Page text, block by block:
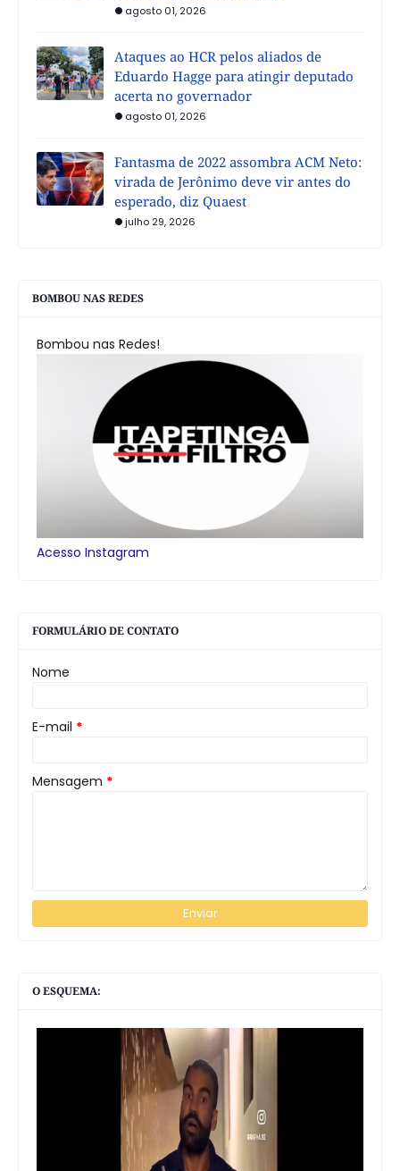
agosto 01, 2026
Ataques ao HCR pelos aliados de
Eduardo Hagge para atingir deputado
acerta no governador
agosto 01, 2026
Fantasma de 2022 assombra ACM Neto:
virada de Jerônimo deve vir antes do
esperado, diz Quaest
julho 29, 2026
BOMBOU NAS REDES
Bombou nas Redes!
Acesso Instagram
FORMULÁRIO DE CONTATO
Nome
E-mail *
Mensagem *
O ESQUEMA: